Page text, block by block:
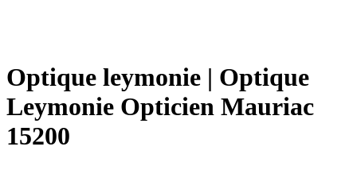
Optique leymonie | Optique
Leymonie Opticien Mauriac
15200